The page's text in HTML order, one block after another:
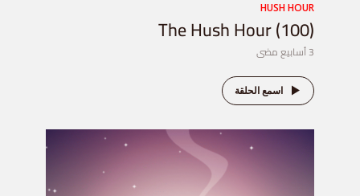
HUSH HOUR
The Hush Hour (100)
3 أسابيع مضى
اسمع الحلقة